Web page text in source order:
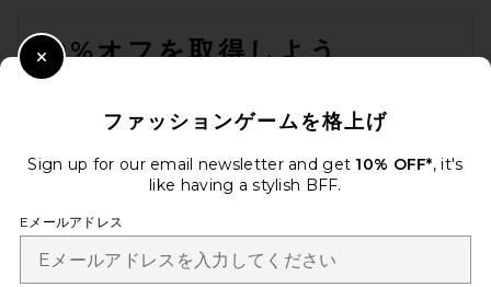
10%オフを取得しよう
も配信停止できます。
プライバシーポリシー
ファッションゲームを格上げ
Sign up for our email newsletter and get 10% OFF*, it's
like having a stylish BFF.
Eメールアドレス
Close Modal